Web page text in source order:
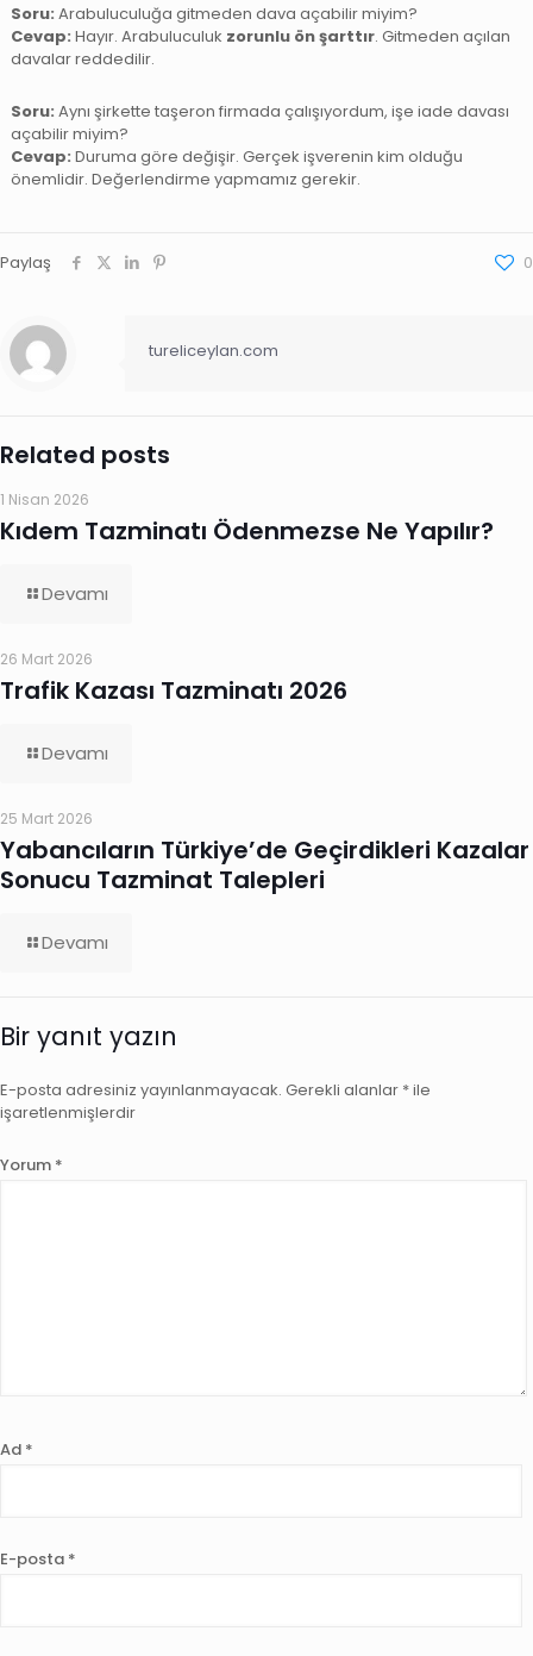
Soru: Arabuluculuğa gitmeden dava açabilir miyim?
Cevap: Hayır. Arabuluculuk zorunlu ön şarttır. Gitmeden açılan
davalar reddedilir.
Soru: Aynı şirkette taşeron firmada çalışıyordum, işe iade davası
açabilir miyim?
Cevap: Duruma göre değişir. Gerçek işverenin kim olduğu
önemlidir. Değerlendirme yapmamız gerekir.
Paylaş 0
tureliceylan.com
Related posts
1 Nisan 2026
Kıdem Tazminatı Ödenmezse Ne Yapılır?
Devamı
26 Mart 2026
Trafik Kazası Tazminatı 2026
Devamı
25 Mart 2026
Yabancıların Türkiye’de Geçirdikleri Kazalar
Sonucu Tazminat Talepleri
Devamı
Bir yanıt yazın
E-posta adresiniz yayınlanmayacak. Gerekli alanlar *ile
işaretlenmişlerdir
Yorum *
Ad *
E-posta *